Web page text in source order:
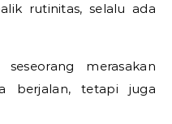
rutinitas, selalu ada
merasakan
berjalan, tetapi juga